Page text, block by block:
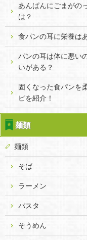
あんぱんにごまがの
は？
食パンの耳に栄養は
パンの耳は体に悪い
いがある？
固くなった食パンを
ピを紹介！
麺類
麺類
そば
ラーメン
パスタ
そうめん